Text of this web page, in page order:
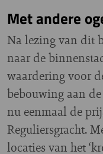
Met andere
Na lezing van dit
naar de
waardering voor
bebouwing aan
nu eenmaal de
Reguliersgracht.
locaties van het